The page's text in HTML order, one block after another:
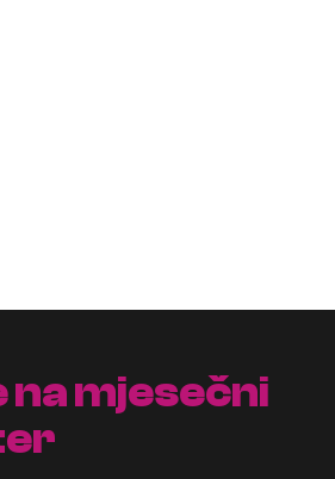
na mjesečni